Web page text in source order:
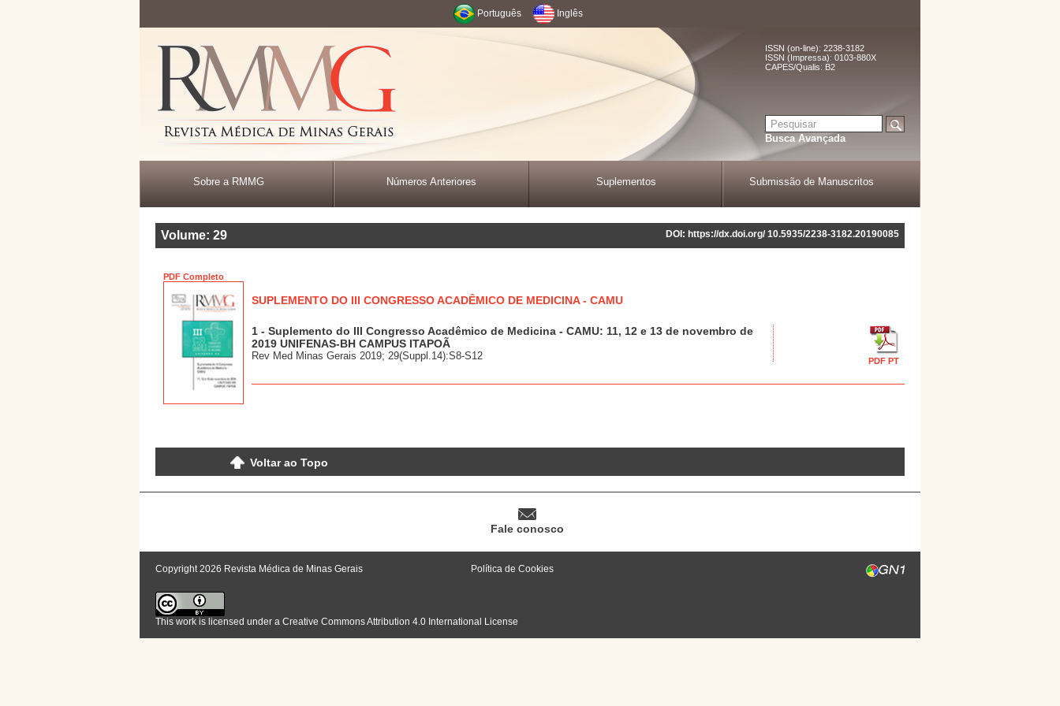
Português Inglês
ISSN (on-line): 2238-3182
ISSN (Impressa): 0103-880X
CAPES/Qualis: B2
Busca Avançada
Sobre a RMMG Números Anteriores Suplementos Submissão de Manuscritos
Volume: 29 DOI: https://dx.doi.org/ 10.5935/2238-3182.20190085
PDF Completo
SUPLEMENTO DO III CONGRESSO ACADÊMICO DE MEDICINA - CAMU
1 - Suplemento do III Congresso Acadêmico de Medicina - CAMU: 11, 12 e 13 de novembro de
2019 UNIFENAS-BH CAMPUS ITAPOÃ
Rev Med Minas Gerais 2019; 29(Suppl.14):S8-S12 PDF PT
Voltar ao Topo
Fale conosco
Copyright 2026 Revista Médica de Minas Gerais Política de Cookies
This work is licensed under a Creative Commons Attribution 4.0 International License